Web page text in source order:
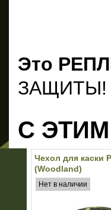
Это
ЗАЩИТЫ!
С
Чехол для каски
(Woodland)
Нет в наличии